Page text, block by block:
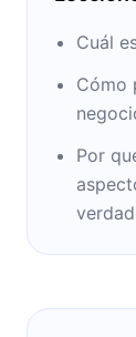
humano.
Cuál
Cómo
Por